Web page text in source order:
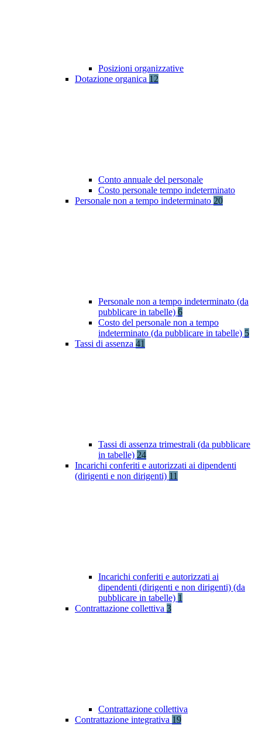
Posizioni organizzative
Dotazione organica 12
Conto annuale del personale
Costo personale tempo indeterminato
Personale non a tempo indeterminato 20
Personale non a tempo indeterminato (da
pubblicare in tabelle) 6
Costo del personale non a tempo
indeterminato (da pubblicare in tabelle) 5
Tassi di assenza 41
Tassi di assenza trimestrali (da pubblicare
in tabelle) 24
Incarichi conferiti e autorizzati ai dipendenti
(dirigenti e non dirigenti) 11
Incarichi conferiti e autorizzati ai
dipendenti (dirigenti e non dirigenti) (da
pubblicare in tabelle) 1
Contrattazione collettiva 3
Contrattazione collettiva
Contrattazione integrativa 19